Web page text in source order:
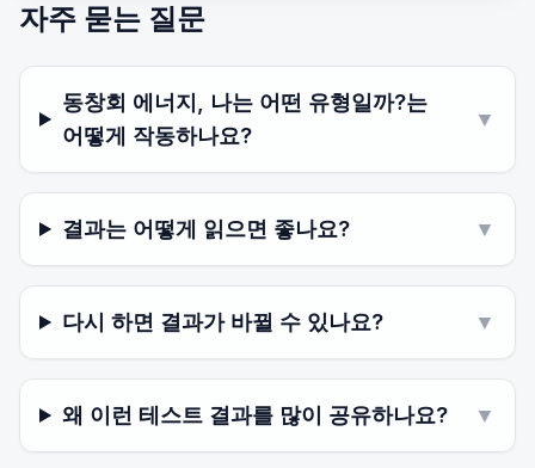
자주 묻는 질문
동창회 에너지, 나는 어떤 유형일까?는
어떻게 작동하나요?
▼
결과는 어떻게 읽으면 좋나요? ▼
다시 하면 결과가 바뀔 수 있나요? ▼
왜 이런 테스트 결과를 많이 공유하나요? ▼